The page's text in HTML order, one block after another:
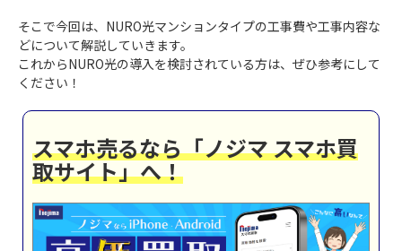
そこで今回は、NURO光マンションタイプの工事費や工事内容な
どについて解説していきます。
これからNURO光の導入を検討されている方は、ぜひ参考にして
ください！
スマホ売るなら「ノジマ スマホ買
取サイト」へ！